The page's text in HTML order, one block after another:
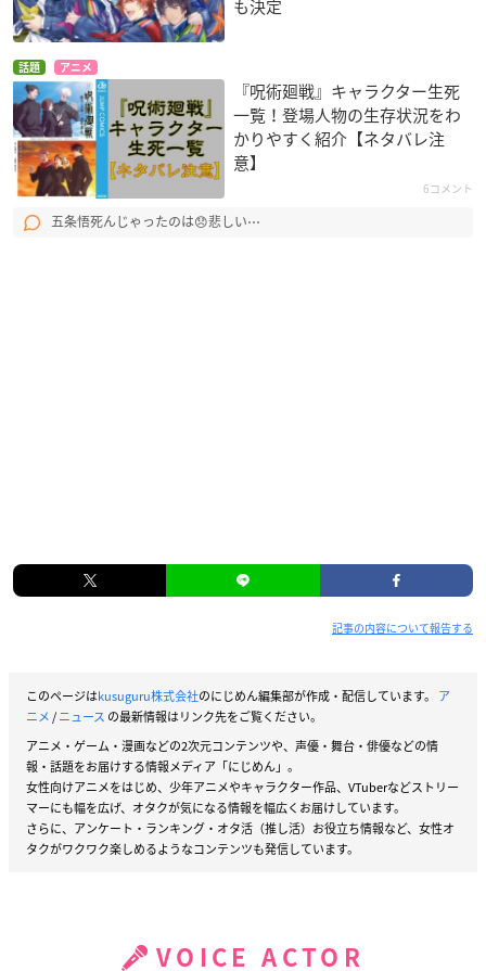
も決定
話題 アニメ
『呪術廻戦』キャラクター生死
一覧！登場人物の生存状況をわ
かりやすく紹介【ネタバレ注
意】
6コメント
五条悟死んじゃったのは😞悲しい⋯
記事の内容について報告する
このページはkusuguru株式会社のにじめん編集部が作成・配信しています。 ア
ニメ/ニュース の最新情報はリンク先をご覧ください。
アニメ・ゲーム・漫画などの2次元コンテンツや、声優・舞台・俳優などの情
報・話題をお届けする情報メディア「にじめん」。
女性向けアニメをはじめ、少年アニメやキャラクター作品、VTuberなどストリー
マーにも幅を広げ、オタクが気になる情報を幅広くお届けしています。
さらに、アンケート・ランキング・オタ活（推し活）お役立ち情報など、女性オ
タクがワクワク楽しめるようなコンテンツも発信しています。
VOICE ACTOR